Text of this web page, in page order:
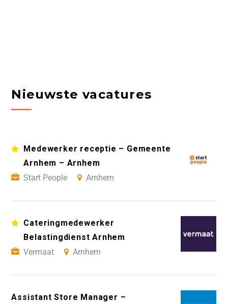
Nieuwste vacatures
Medewerker receptie – Gemeente
Arnhem – Arnhem
Start People
Arnhem
Cateringmedewerker
Belastingdienst Arnhem
Vermaat
Arnhem
Assistant Store Manager –